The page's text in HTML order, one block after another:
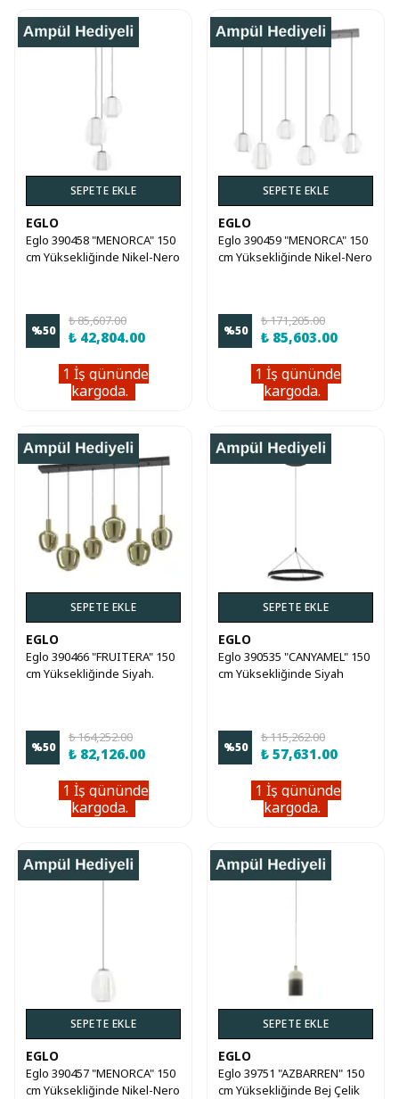
SEPETE EKLE
EGLO
Eglo 390458 "MENORCA" 150
cm Yüksekliğinde Nikel-Nero
%50
₺ 85,607.00
₺ 42,804.00
1 İş gününde
kargoda.
SEPETE EKLE
EGLO
Eglo 390459 "MENORCA" 150
cm Yüksekliğinde Nikel-Nero
%50
₺ 171,205.00
₺ 85,603.00
1 İş gününde
kargoda.
SEPETE EKLE
EGLO
Eglo 390466 "FRUITERA" 150
cm Yüksekliğinde Siyah.
%50
₺ 164,252.00
₺ 82,126.00
1 İş gününde
kargoda.
SEPETE EKLE
EGLO
Eglo 390535 "CANYAMEL" 150
cm Yüksekliğinde Siyah
%50
₺ 115,262.00
₺ 57,631.00
1 İş gününde
kargoda.
SEPETE EKLE
EGLO
Eglo 390457 "MENORCA" 150
cm Yüksekliğinde Nikel-Nero
SEPETE EKLE
EGLO
Eglo 39751 "AZBARREN" 150
cm Yüksekliğinde Bej Çelik